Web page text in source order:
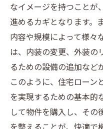
なイメージを持つことが
進めるカギとなります。
内容や規模によって様々
は、内装の変更、外装の
るための設備の追加など
このように、住宅ローン
を実現するための基本的
して物件を購入し、そ